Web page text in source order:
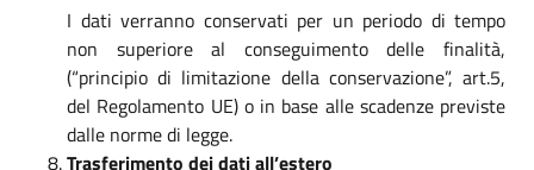
I dati verranno conservati per un periodo di tempo
non superiore al conseguimento delle finalità,
(“principio di limitazione della conservazione”, art.5,
del Regolamento UE) o in base alle scadenze previste
dalle norme di legge.
Trasferimento dei dati all’estero